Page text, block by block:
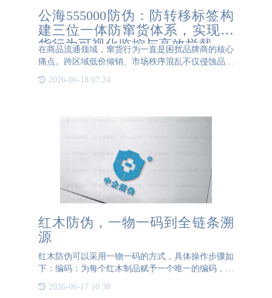
公海555000防伪：防转移标签构
建三位一体防窜货体系，实现窜
货行为可视化监控与高效拦截
在商品流通领域，窜货行为一直是困扰品牌商的核心
痛点。跨区域低价倾销、市场秩序混乱不仅侵蚀品牌
利润，更会损害渠道信心和消费者权益。基于防转移
标签的三位一体防窜货体系，正在为品牌商提供全流
2026-06-18 07:24
红木防伪，一物一码到全链条溯
源
红木防伪可以采用一物一码的方式，具体操作步骤如
下：编码：为每个红木制品赋予一个唯一的编码，可
识：将编码标识在红木制品上，可以通过贴纸、刻
2026-06-17 10:38